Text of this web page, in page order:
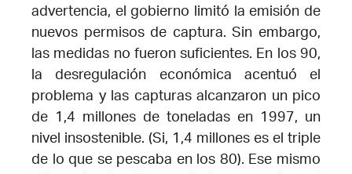
advertencia, el gobierno limitó la emisión de
nuevos permisos de captura. Sin embargo,
las medidas no fueron suficientes. En los 90,
la desregulación económica acentuó el
problema y las capturas alcanzaron un pico
de 1,4 millones de toneladas en 1997, un
nivel insostenible. (Si, 1,4 millones es el triple
de lo que se pescaba en los 80). Ese mismo